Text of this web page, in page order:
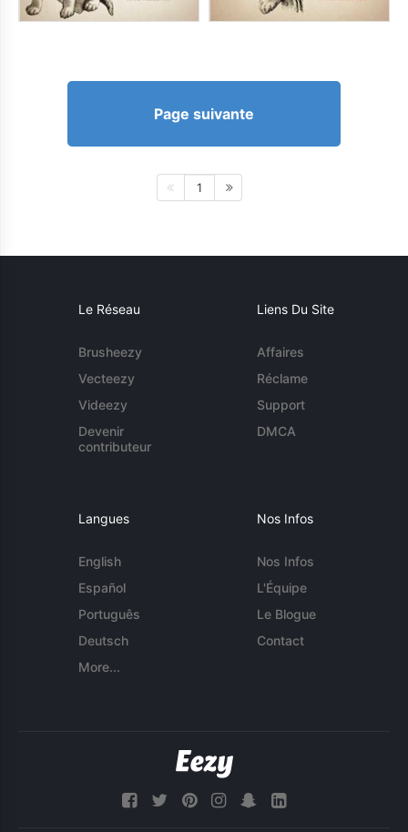
Page suivante
1
Le Réseau
Brusheezy
Vecteezy
Videezy
Devenir
contributeur
Liens Du Site
Affaires
Réclame
Support
DMCA
Langues
English
Español
Português
Deutsch
More...
Nos Infos
Nos Infos
L'Équipe
Le Blogue
Contact